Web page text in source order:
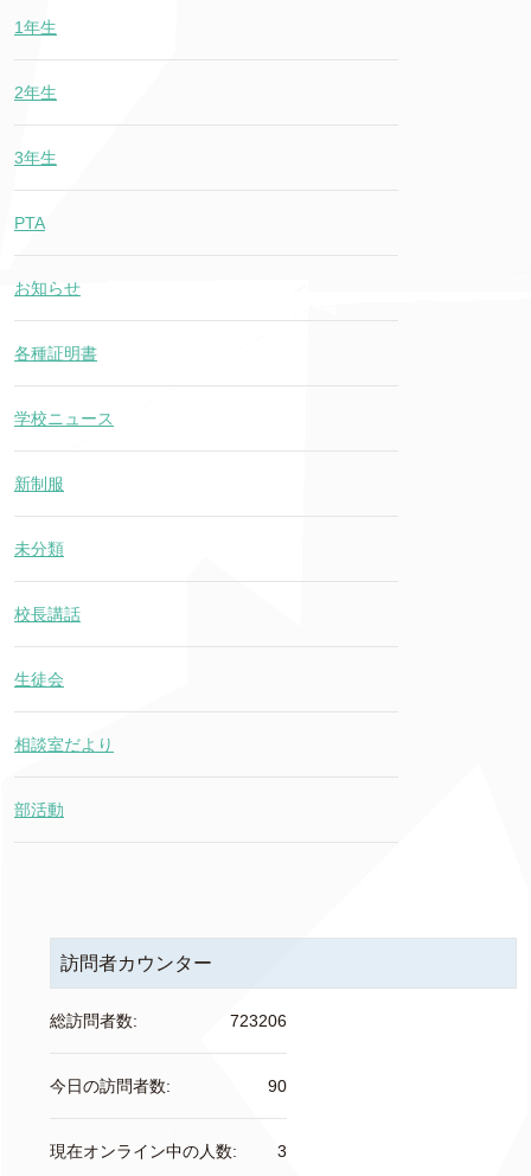
1年生
2年生
3年生
PTA
お知らせ
各種証明書
学校ニュース
新制服
未分類
校長講話
生徒会
相談室だより
部活動
訪問者カウンター
723206
総訪問者数:
90
今日の訪問者数:
3
現在オンライン中の人数: